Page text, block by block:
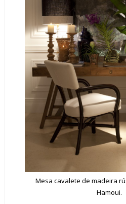
Mesa cavalete de madeira
Hamoui.